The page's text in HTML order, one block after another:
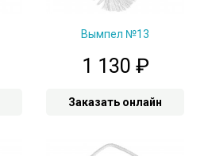
Вымпел №13
1 130 ₽
Заказать онлайн